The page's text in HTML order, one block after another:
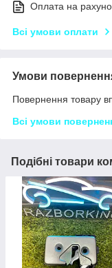
Оплата на
Всі умови оплати
Умови
Повернення товару
Всі умови
Подібні товари